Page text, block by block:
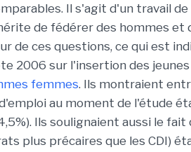
Il s'agit d'un travail de
de fédérer des hommes et
de ces questions, ce qui est
2006 sur l'insertion des
femmes. Ils montraient
au moment de l'étude
Ils soulignaient aussi le fait
plus précaires que les CDI)